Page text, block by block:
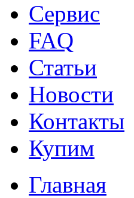
Сервис
FAQ
Статьи
Новости
Контакты
Купим
Главная